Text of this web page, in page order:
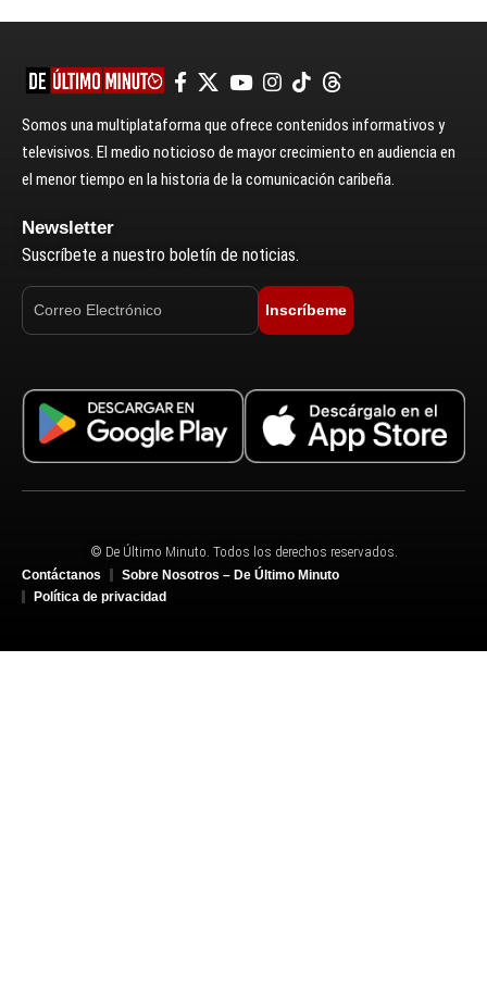
Somos una multiplataforma que ofrece contenidos informativos y
televisivos. El medio noticioso de mayor crecimiento en audiencia en
el menor tiempo en la historia de la comunicación caribeña.
Newsletter
Suscríbete a nuestro boletín de noticias.
Inscríbeme
© De Último Minuto. Todos los derechos reservados.
Contáctanos
Sobre Nosotros – De Último Minuto
Política de privacidad